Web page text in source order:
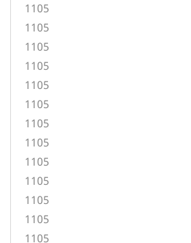
1105
1105
1105
1105
1105
1105
1105
1105
1105
1105
1105
1105
1105